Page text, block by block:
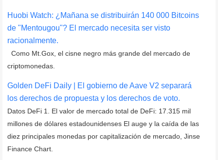
Huobi Watch: ¿Mañana se distribuirán 140 000 Bitcoins
de "Mentougou"? El mercado necesita ser visto
racionalmente.
Como Mt.Gox, el cisne negro más grande del mercado de
criptomonedas.
Golden DeFi Daily | El gobierno de Aave V2 separará
los derechos de propuesta y los derechos de voto.
Datos DeFi 1. El valor de mercado total de DeFi: 17.315 mil
millones de dólares estadounidenses El auge y la caída de las
diez principales monedas por capitalización de mercado, Jinse
Finance Chart.